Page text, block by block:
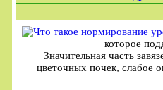
которое
Значительная часть
цветочных почек, слабое